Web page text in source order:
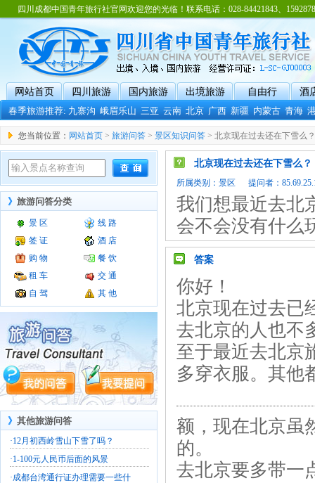
四川成都中国青年旅行社官网欢迎您的光临！联系电话：028-84421843、
网站首页 四川旅游 国内旅游 出境旅游 自由行
酒
春季旅游推荐:九寨沟 峨眉乐山 三亚 云南 北京 广西 新疆 内蒙古 青海
您当前位置： 网站首页 > 旅游问答 > 景区知识问答 > 北京现在过去还在下雪么？
》 旅游问答分类
景 区
线 路
签 证
酒 店
购 物
餐 饮
租 车
交 通
自 驾
其 他
》 其他旅游问答
·12月初西岭雪山下雪了吗？
·1-100元人民币后面的风景
·成都台湾通行证办理需要一些什
北京现在过去还在下雪么？
所属类别： 景区 提问者：
我们想最近去北
会不会没有什么
答案
你好！
北京现在过去已
去北京的人也不
至于最近去北京
多穿衣服。其他
额，现在北京虽
的。
去北京要多带一